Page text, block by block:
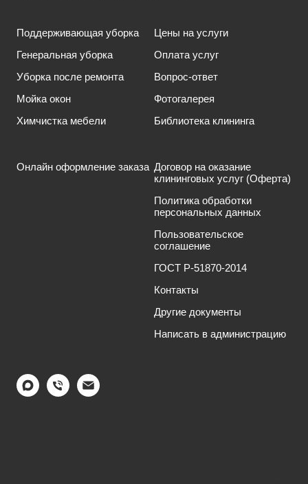
Поддерживающая уборка
Генеральная уборка
Уборка после ремонта
Мойка окон
Химчистка мебели
Цены на услуги
Оплата услуг
Вопрос-ответ
Фотогалерея
Библиотека клининга
Онлайн оформление заказа Договор на оказание
клининговых услуг (Оферта)
Политика обработки
персональных данных
Пользовательское
соглашение
ГОСТ Р-51870-2014
Контакты
Другие документы
Написать в администрацию